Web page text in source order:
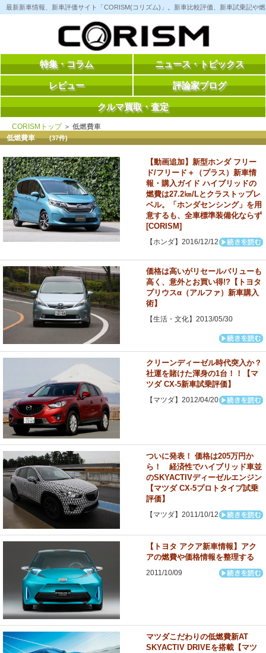
コ
ン
へ
最新新車情報、新車評価サイト「CORISM(コリズム)」。新車比較評価、新車試乗記や
特集・コラム ニュース・トピックス
レビュー 評論家ブログ
クルマ買取・査定
CORISMトップ＞ 低燃費車
低燃費車(37件)
【動画追加】新型ホンダ フリー
ド/フリード＋（プラス）新車情
報・購入ガイド ハイブリッドの
燃費は27.2㎞/Lとクラストップレ
ベル。「ホンダセンシング」を用
意するも、全車標準装備化ならず
[CORISM]
【ホンダ】2016/12/12
価格は高いがリセールバリューも
高く、意外とお買い得!?【トヨタ
プリウスα（アルファ）新車購入
術】
【生活・文化】2013/05/30
クリーンディーゼル時代突入か？
社運を賭けた渾身の1台！！【マ
ツダ CX-5新車試乗評価】
【マツダ】2012/04/20
ついに発表！ 価格は205万円か
ら！ 経済性でハイブリッド車並
のSKYACTIVディーゼルエンジン
【マツダ CX-5プロトタイプ試乗
評価】
【マツダ】2011/10/12
【トヨタ アクア新車情報】アク
アの燃費や価格情報を整理する
2011/10/09
マツダこだわりの低燃費新AT
SKYACTIV DRIVEを搭載【マツ